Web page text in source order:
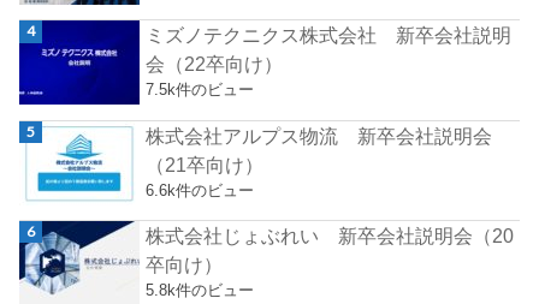
ミズノテクニクス株式会社 新卒会社説明
会（22卒向け）
7.5k件のビュー
株式会社アルプス物流 新卒会社説明会
（21卒向け）
6.6k件のビュー
株式会社じょぶれい 新卒会社説明会（20
卒向け）
5.8k件のビュー